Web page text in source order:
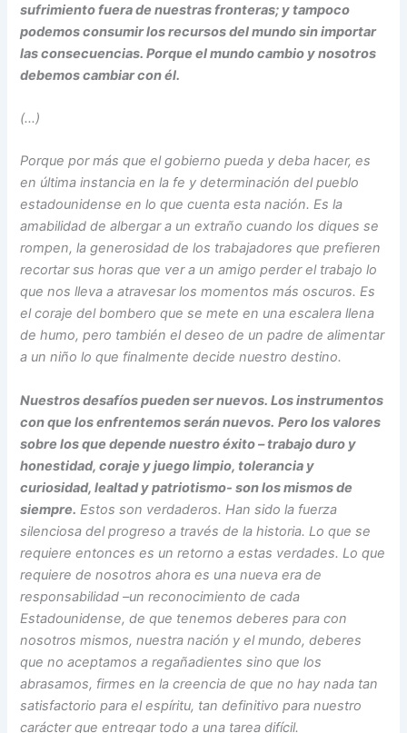
sufrimiento fuera de nuestras fronteras; y tampoco
podemos consumir los recursos del mundo sin importar
las consecuencias. Porque el mundo cambio y nosotros
debemos cambiar con él.
(…)
Porque por más que el gobierno pueda y deba hacer, es
en última instancia en la fe y determinación del pueblo
estadounidense en lo que cuenta esta nación. Es la
amabilidad de albergar a un extraño cuando los diques se
rompen, la generosidad de los trabajadores que prefieren
recortar sus horas que ver a un amigo perder el trabajo lo
que nos lleva a atravesar los momentos más oscuros. Es
el coraje del bombero que se mete en una escalera llena
de humo, pero también el deseo de un padre de alimentar
a un niño lo que finalmente decide nuestro destino.
Nuestros desafíos pueden ser nuevos. Los instrumentos
con que los enfrentemos serán nuevos. Pero los valores
sobre los que depende nuestro éxito – trabajo duro y
honestidad, coraje y juego limpio, tolerancia y
curiosidad, lealtad y patriotismo- son los mismos de
siempre. Estos son verdaderos. Han sido la fuerza
silenciosa del progreso a través de la historia. Lo que se
requiere entonces es un retorno a estas verdades. Lo que
requiere de nosotros ahora es una nueva era de
responsabilidad –un reconocimiento de cada
Estadounidense, de que tenemos deberes para con
nosotros mismos, nuestra nación y el mundo, deberes
que no aceptamos a regañadientes sino que los
abrasamos, firmes en la creencia de que no hay nada tan
satisfactorio para el espíritu, tan definitivo para nuestro
carácter que entregar todo a una tarea difícil.